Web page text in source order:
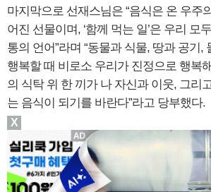
마지막으로 선재스님은 “음식은 온 우주
어진 선물이며, ‘함께 먹는 일’은 우리 모
통의 언어”라며 “동물과 식물, 땅과 공기,
행복할 때 비로소 우리가 진정으로 행복
의 식탁 위 한 끼가 나 자신과 이웃, 그리
는 음식이 되기를 바란다”라고 당부했다.
X